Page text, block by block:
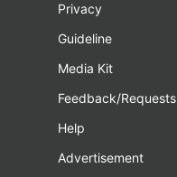
Privacy
Guideline
Media Kit
Feedback/Requests
Help
Advertisement